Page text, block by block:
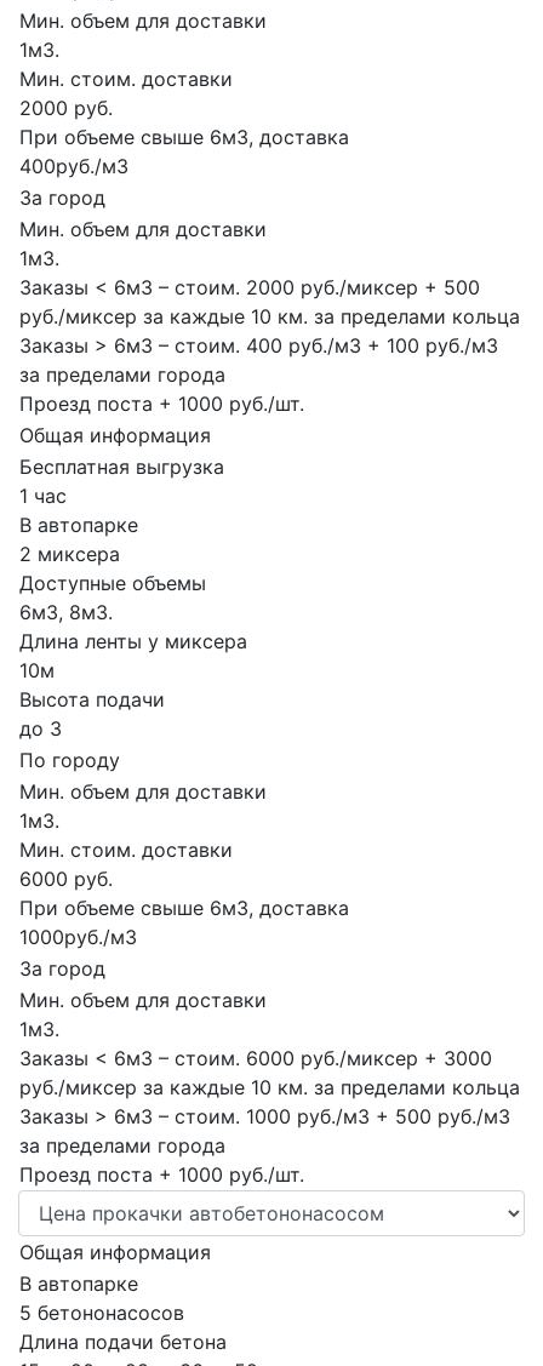
Мин. объем для доставки
1м3.
Мин. стоим. доставки
2000 руб.
При объеме свыше 6м3, доставка
400руб./м3
За город
Мин. объем для доставки
1м3.
Заказы < 6м3 – стоим. 2000 руб./миксер + 500
руб./миксер за каждые 10 км. за пределами кольца
Заказы > 6м3 – стоим. 400 руб./м3 + 100 руб./м3
за пределами города
Проезд поста + 1000 руб./шт.
Общая информация
Бесплатная выгрузка
1 час
В автопарке
2 миксера
Доступные объемы
6м3, 8м3.
Длина ленты у миксера
10м
Высота подачи
до 3
По городу
Мин. объем для доставки
1м3.
Мин. стоим. доставки
6000 руб.
При объеме свыше 6м3, доставка
1000руб./м3
За город
Мин. объем для доставки
1м3.
Заказы < 6м3 – стоим. 6000 руб./миксер + 3000
руб./миксер за каждые 10 км. за пределами кольца
Заказы > 6м3 – стоим. 1000 руб./м3 + 500 руб./м3
за пределами города
Проезд поста + 1000 руб./шт.
Общая информация
В автопарке
5 бетононасосов
Длина подачи бетона